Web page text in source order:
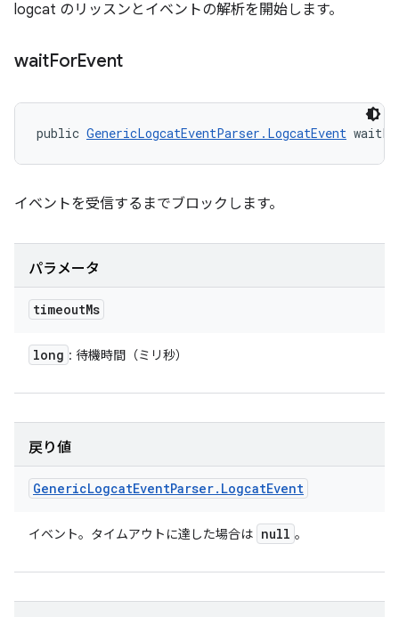
logcat のリッスンとイベントの解析を開始します。
waitForEvent
public GenericLogcatEventParser.LogcatEvent
イベントを受信するまでブロックします。
パラメータ
timeoutMs
long : 待機時間（ミリ秒）
戻り値
GenericLogcatEventParser. LogcatEvent
イベント。タイムアウトに達した場合は null 。